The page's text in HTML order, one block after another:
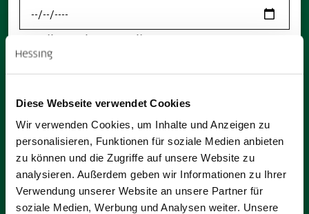
Diese Webseite verwendet Cookies
Wir verwenden Cookies, um Inhalte und Anzeigen zu
personalisieren, Funktionen für soziale Medien anbieten
zu können und die Zugriffe auf unsere Website zu
analysieren. Außerdem geben wir Informationen zu Ihrer
Verwendung unserer Website an unsere Partner für
soziale Medien, Werbung und Analysen weiter. Unsere
Dateien
Dateiupload